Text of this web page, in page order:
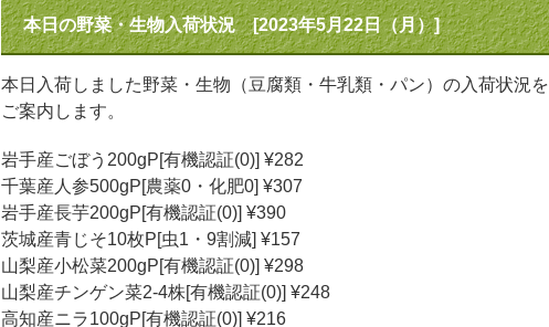
本日の野菜・生物入荷状況 [2023年5月22日（月）]
本日入荷しました野菜・生物（豆腐類・牛乳類・パン）の入荷状況を
ご案内します。
岩手産ごぼう200gP[有機認証(0)] ¥282
千葉産人参500gP[農薬0・化肥0] ¥307
岩手産長芋200gP[有機認証(0)] ¥390
茨城産青じそ10枚P[虫1・9割減] ¥157
山梨産小松菜200gP[有機認証(0)] ¥298
山梨産チンゲン菜2-4株[有機認証(0)] ¥248
高知産ニラ100gP[有機認証(0)] ¥216